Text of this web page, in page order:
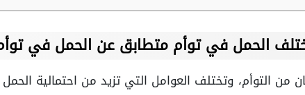
الحمل في توأم متطابق عن الحمل في
من التوأم، وتختلف العوامل التي تزيد من احتمالية